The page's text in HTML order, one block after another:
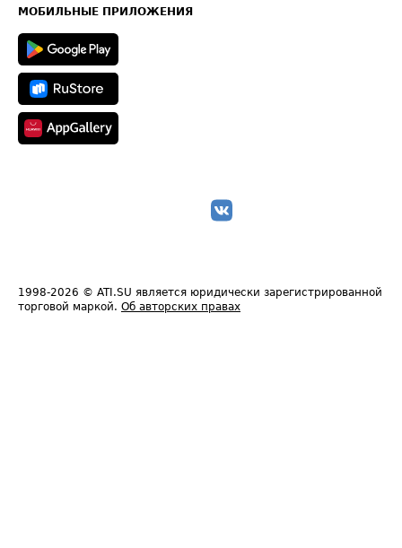
Техническая информация
МОБИЛЬНЫЕ ПРИЛОЖЕНИЯ
1998-2026 © ATI.SU является юридически зарегистрированной
торговой маркой. Об авторских правах